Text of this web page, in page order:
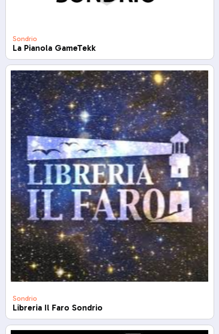
Sondrio
La Pianola GameTekk
Sondrio
Libreria Il Faro Sondrio